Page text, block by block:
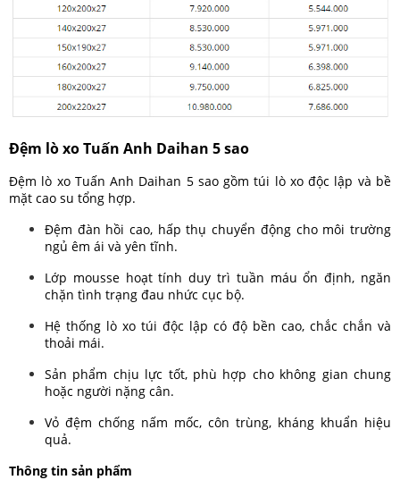
Đệm lò xo Tuấn Anh Daihan 5 sao
Đệm lò xo Tuấn Anh Daihan 5 sao gồm túi lò xo độc lập và bề
mặt cao su tổng hợp.
Đệm đàn hồi cao, hấp thụ chuyển động cho môi trường
ngủ êm ái và yên tĩnh.
Lớp mousse hoạt tính duy trì tuần máu ổn định, ngăn
chặn tình trạng đau nhức cục bộ.
Hệ thống lò xo túi độc lập có độ bền cao, chắc chắn và
thoải mái.
Sản phẩm chịu lực tốt, phù hợp cho không gian chung
hoặc người nặng cân.
Vỏ đệm chống nấm mốc, côn trùng, kháng khuẩn hiệu
quả.
Thông tin sản phẩm